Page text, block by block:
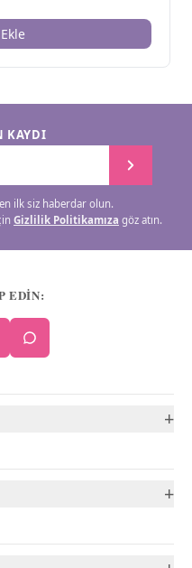
KAYDI
ilk siz haberdar olun.
Gizlilik Politikamıza göz atın.
EDİN:
+
+